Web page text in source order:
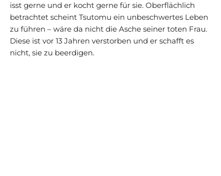
isst gerne und er kocht gerne für sie. Oberflächlich
betrachtet scheint Tsutomu ein unbeschwertes Leben
zu führen – wäre da nicht die Asche seiner toten Frau.
Diese ist vor 13 Jahren verstorben und er schafft es
nicht, sie zu beerdigen.